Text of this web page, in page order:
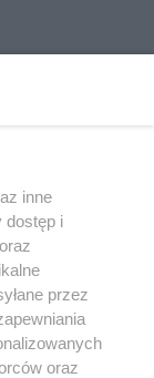
i
sposób (w
polu
w
użycie lub
prawa,
kary i może być
inne
dostęp i
przez
oraz